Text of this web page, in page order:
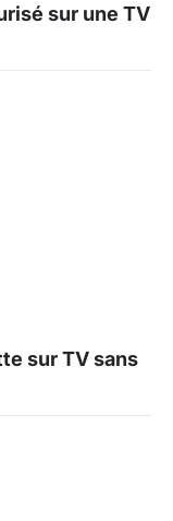
sur une TV
sur TV sans